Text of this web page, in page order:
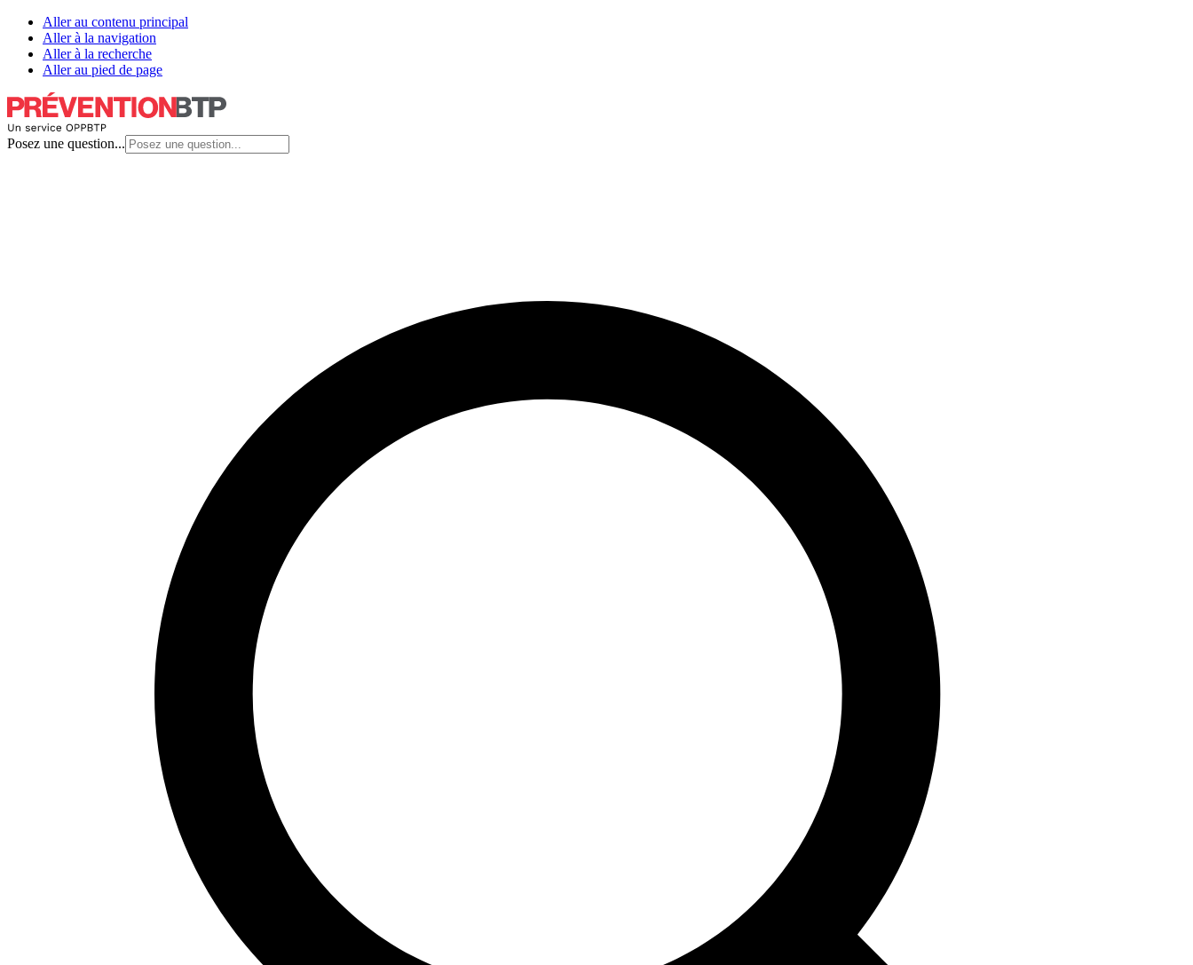
Aller au contenu principal
Aller à la navigation
Aller à la recherche
Aller au pied de page
Posez une question...